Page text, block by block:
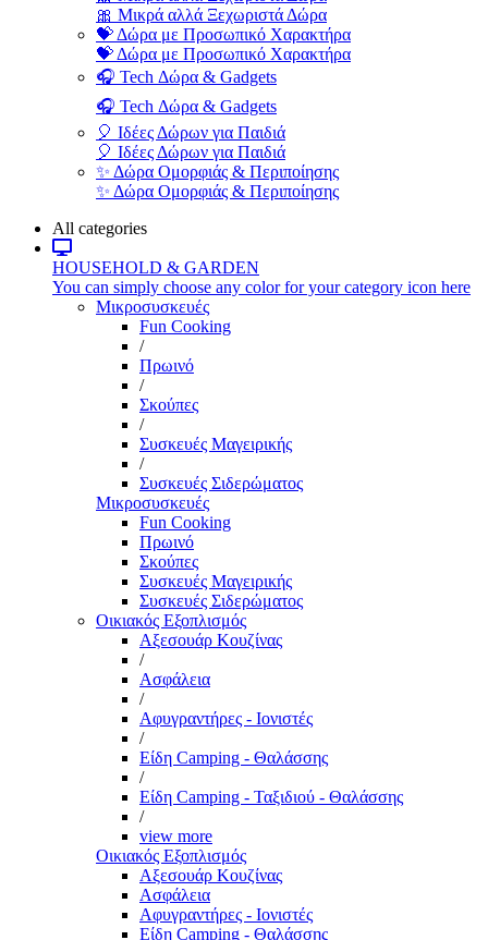
🎀 Μικρά αλλά Ξεχωριστά Δώρα
💝 Δώρα με Προσωπικό Χαρακτήρα
💝 Δώρα με Προσωπικό Χαρακτήρα
🎧 Tech Δώρα & Gadgets
🎧 Tech Δώρα & Gadgets
🎈 Ιδέες Δώρων για Παιδιά
🎈 Ιδέες Δώρων για Παιδιά
✨ Δώρα Ομορφιάς & Περιποίησης
✨ Δώρα Ομορφιάς & Περιποίησης
All categories
HOUSEHOLD & GARDEN
You can simply choose any color for your category icon here
Μικροσυσκευές
Fun Cooking
/
Πρωινό
/
Σκούπες
/
Συσκευές Μαγειρικής
/
Συσκευές Σιδερώματος
Μικροσυσκευές
Fun Cooking
Πρωινό
Σκούπες
Συσκευές Μαγειρικής
Συσκευές Σιδερώματος
Οικιακός Εξοπλισμός
Αξεσουάρ Κουζίνας
/
Ασφάλεια
/
Αφυγραντήρες - Ιονιστές
/
Είδη Camping - Θαλάσσης
/
Είδη Camping - Ταξιδιού - Θαλάσσης
/
view more
Οικιακός Εξοπλισμός
Αξεσουάρ Κουζίνας
Ασφάλεια
Αφυγραντήρες - Ιονιστές
Είδη Camping - Θαλάσσης